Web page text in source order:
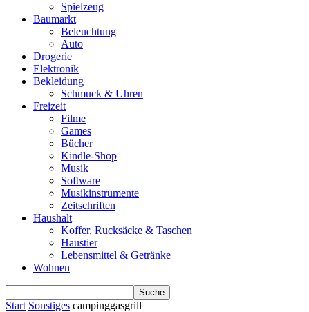
Spielzeug
Baumarkt
Beleuchtung
Auto
Drogerie
Elektronik
Bekleidung
Schmuck & Uhren
Freizeit
Filme
Games
Bücher
Kindle-Shop
Musik
Software
Musikinstrumente
Zeitschriften
Haushalt
Koffer, Rucksäcke & Taschen
Haustier
Lebensmittel & Getränke
Wohnen
Start Sonstiges campinggasgrill